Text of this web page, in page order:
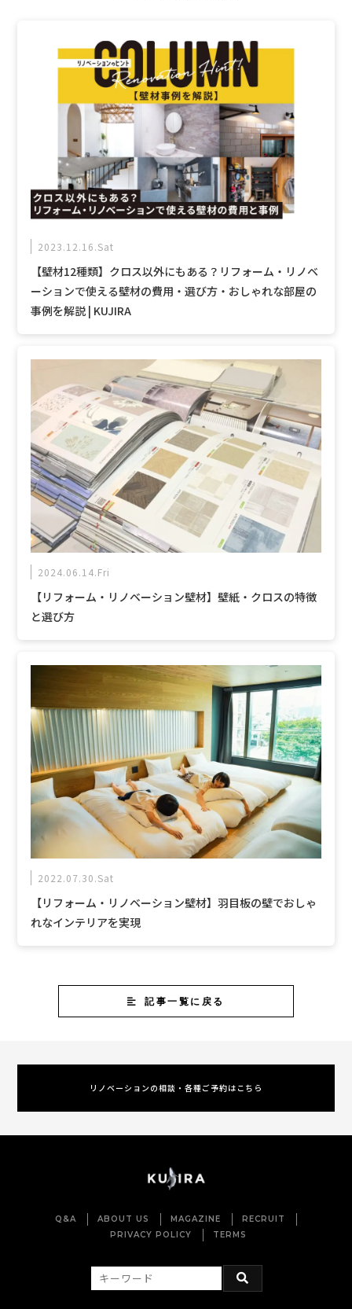
2023.12.16.Sat
【壁材12種類】クロス以外にもある？リフォーム・リノベ
ーションで使える壁材の費用・選び方・おしゃれな部屋の
事例を解説 | KUJIRA
2024.06.14.Fri
【リフォーム・リノベーション壁材】壁紙・クロスの特徴
と選び方
2022.07.30.Sat
【リフォーム・リノベーション壁材】羽目板の壁でおしゃ
れなインテリアを実現
記事一覧に戻る
リノベーションの相談・各種ご予約はこちら
Q&A ABOUT US MAGAZINE
RECRUIT
PRIVACY POLICY
TERMS